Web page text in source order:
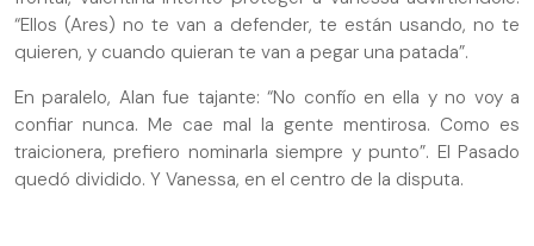
“Ellos (Ares) no te van a defender, te están usando, no te
quieren, y cuando quieran te van a pegar una patada”.
En paralelo, Alan fue tajante: “No confío en ella y no voy a
confiar nunca. Me cae mal la gente mentirosa. Como es
traicionera, prefiero nominarla siempre y punto”. El Pasado
quedó dividido. Y Vanessa, en el centro de la disputa.